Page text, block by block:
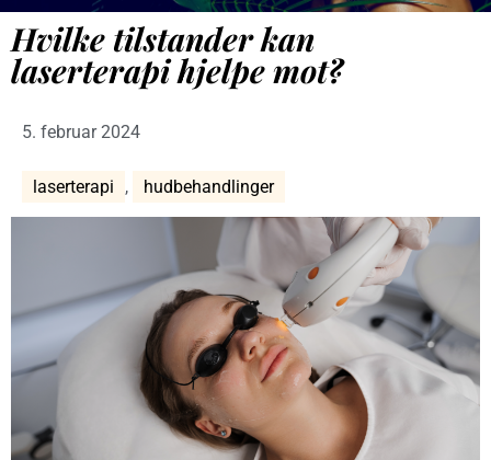
Hvilke tilstander kan
laserterapi hjelpe mot?
5. februar 2024
laserterapi , hudbehandlinger